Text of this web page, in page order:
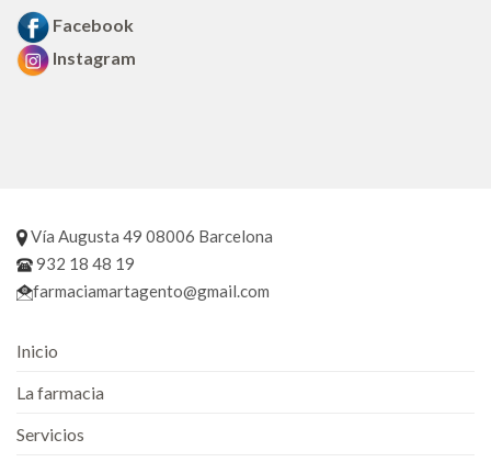
Facebook
Instagram
Vía Augusta 49 08006 Barcelona
932 18 48 19
farmaciamartagento@gmail.com
Inicio
La farmacia
Servicios